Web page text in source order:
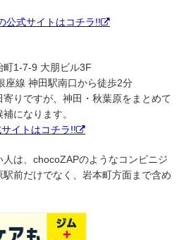
公式サイトはコチラ!!
町1-7-9 大朋ビル3F
座線 神田駅南口から徒歩2分
りですが、神田・秋葉原をまとめて
になります。
イトはコチラ!!
は、chocoZAPのようなコンビニジ
前だけでなく、岩本町方面まで含め